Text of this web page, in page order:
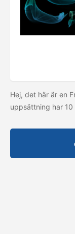
Hej, det här är en
uppsättning har